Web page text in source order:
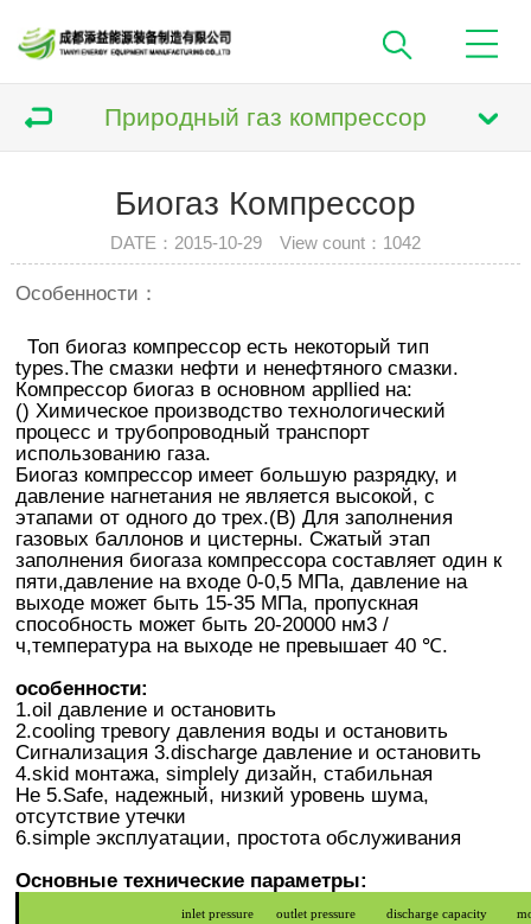
Природный газ компрессор
Биогаз Компрессор
DATE：2015-10-29 View count： 1042
Особенности：
Топ биогаз компрессор есть некоторый тип
types.The смазки нефти и ненефтяного смазки.
Компрессор биогаз в основном appllied на:
() Химическое производство технологический
процесс и трубопроводный транспорт
использованию газа.
Биогаз компрессор имеет большую разрядку, и
давление нагнетания не является высокой, с
этапами от одного до трех.(B) Для заполнения
газовых баллонов и цистерны. Сжатый этап
заполнения биогаза компрессора составляет один к
пяти,давление на входе 0-0,5 МПа, давление на
выходе может быть 15-35 МПа, пропускная
способность может быть 20-20000 нм3 /
ч,температура на выходе не превышает 40 ℃.
особенности:
1.oil давление и остановить
2.cooling тревогу давления воды и остановить
Сигнализация 3.discharge давление и остановить
4.skid монтажа, simplely дизайн, стабильная
Не 5.Safe, надежный, низкий уровень шума,
отсутствие утечки
6.simple эксплуатации, простота обслуживания
Основные технические параметры:
inlet pressure outlet pressure discharge capacity